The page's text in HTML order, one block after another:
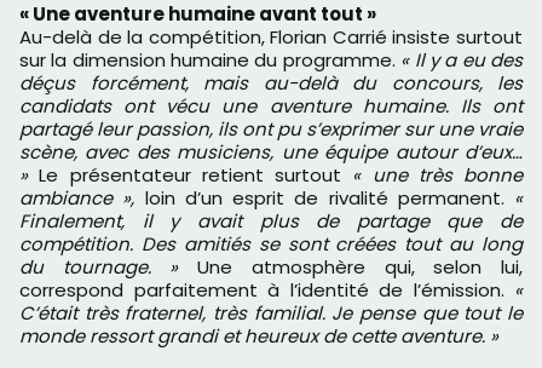
« Une aventure humaine avant tout »
Au-delà de la compétition, Florian Carrié insiste surtout
sur la dimension humaine du programme. « Il y a eu des
déçus forcément, mais au-delà du concours, les
candidats ont vécu une aventure humaine. Ils ont
partagé leur passion, ils ont pu s’exprimer sur une vraie
scène, avec des musiciens, une équipe autour d’eux…
»Le présentateur retient surtout « une très bonne
ambiance », loin d’un esprit de rivalité permanent. «
Finalement, il y avait plus de partage que de
compétition. Des amitiés se sont créées tout au long
du tournage. »Une atmosphère qui, selon lui,
correspond parfaitement à l’identité de l’émission. «
C’était très fraternel, très familial. Je pense que tout le
monde ressort grandi et heureux de cette aventure. »